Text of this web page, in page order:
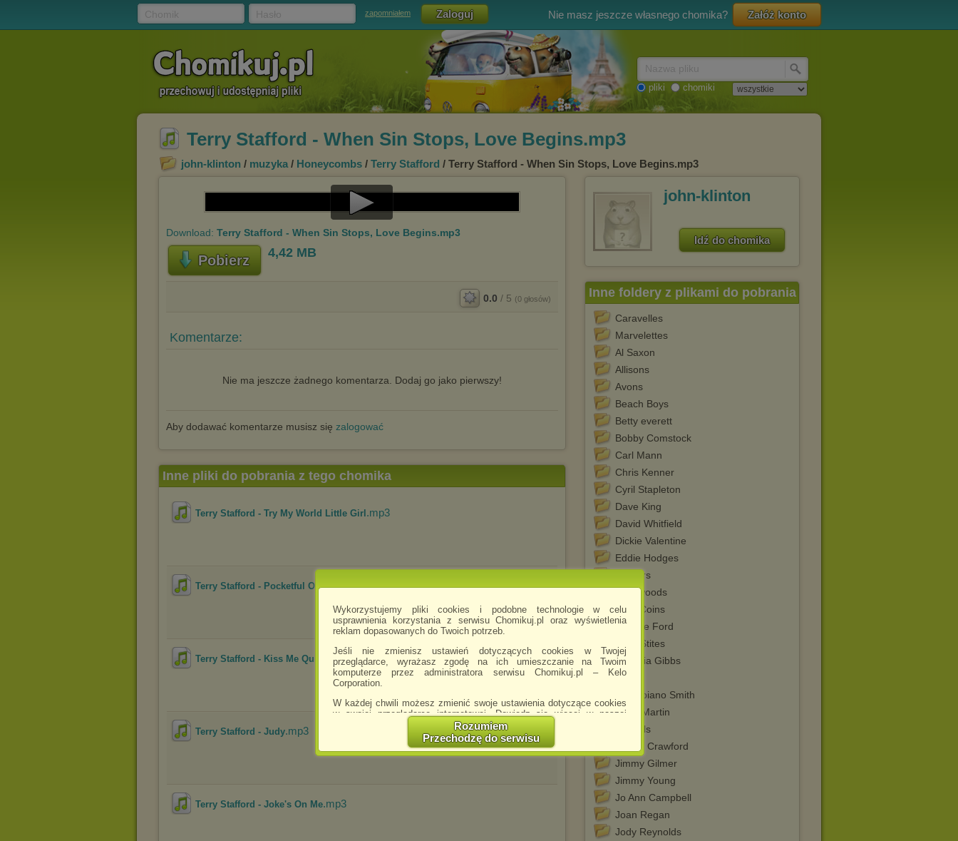
Wykorzystujemy pliki cookies i podobne technologie w celu
usprawnienia korzystania z serwisu Chomikuj.pl oraz wyświetlenia
reklam dopasowanych do Twoich potrzeb.
Jeśli nie zmienisz ustawień dotyczących cookies w Twojej
przeglądarce, wyrażasz zgodę na ich umieszczanie na Twoim
komputerze przez administratora serwisu Chomikuj.pl – Kelo
Corporation.
W każdej chwili możesz zmienić swoje ustawienia dotyczące cookies
w swojej przeglądarce internetowej. Dowiedz się więcej w naszej
http://chomikuj.pl/PolitykaPrywatnosci.aspx
Jednocześnie informujemy że zmiana ustawień przeglądarki może
spowodować ograniczenie korzystania ze strony Chomikuj.pl.
W przypadku braku twojej zgody na akceptację cookies niestety
Wykorzystanie plików cookies
Zaufanych Partnerów
(dostosowanie reklam do Twoich potrzeb, analiza skuteczności działań
Rozumiem
Przechodzę do serwisu
zapomniałem Nie masz jeszcze własnego chomika? Załóż konto
pliki chomiki
Terry Stafford - When Sin Stops, Love Begins.mp3
john-klinton / muzyka / Honeycombs / Terry Stafford / Terry Stafford - When Sin Stops, Love Begins.mp3
Play
Download: Terry Stafford - When Sin Stops, Love Begins.mp3
Pobierz 4,42 MB
0.0 / 5 (0 głosów)
Komentarze:
Nie ma jeszcze żadnego komentarza. Dodaj go jako pierwszy!
Aby dodawać komentarze musisz się zalogować
john-klinton
Idź do chomika
Inne foldery z plikami do pobrania
Caravelles
Marvelettes
Al Saxon
Allisons
Avons
Beach Boys
Betty everett
Bobby Comstock
Carl Mann
Chris Kenner
Cyril Stapleton
Dave King
David Whitfield
Dickie Valentine
Eddie Hodges
Exciters
Fleetwoods
Four Coins
Frankie Ford
Gary Stites
Georgia Gibbs
Heinz
Huey piano Smith
Janis Martin
Jarmels
Jimmy Crawford
Jimmy Gilmer
Jimmy Young
Jo Ann Campbell
Joan Regan
Jody Reynolds
Inne pliki do pobrania z tego chomika
Terry Stafford - Try My World Little Girl .mp3
Terry Stafford - Pocketful Of Rainbows.mp3
Terry Stafford - Kiss Me Quick .mp3
Terry Stafford - Judy.mp3
Terry Stafford - Joke's On Me.mp3